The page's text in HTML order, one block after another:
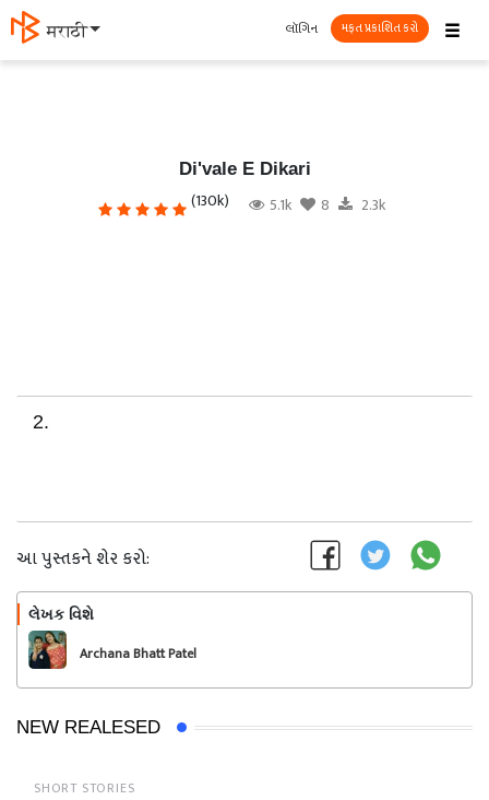
मराठी ☰
લૉગિન મફત પ્રકાશિત કરો
Di'vale E Dikari
(130k) 5.1k 8 2.3k
2.
આ પુસ્તકને શેર કરો:
લેખક વિશે
Archana Bhatt Patel
NEW REALESED
SHORT STORIES